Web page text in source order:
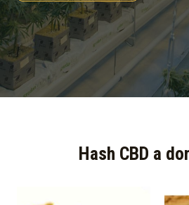
Hash CBD a